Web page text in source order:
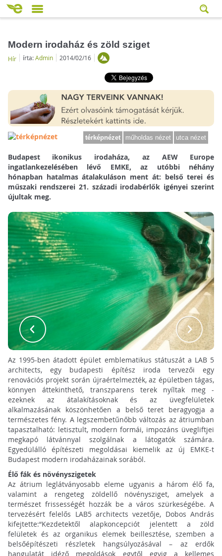
Modern irodaház és zöld sziget
Hír írta:Admin 2014/02/16
térképnézet műholdas nézet utca nézet
Budapest ikonikus irodaháza, az AEW Europe
ingatlankezelésében lévő EMKE, az utóbbi néhány
hónapban hatalmas átalakuláson ment át: belső terei és
műszaki rendszerei 21. századi irodabérlők igényei szerint
újultak meg.
Az 1995-ben átadott épület emblematikus státuszát a LAB 5
architects, egy budapesti építész iroda tervezői egy
renovációs projekt során újraértelmezték, az épületben tágas,
könnyen áttekinthető, transzparens terek nyíltak meg -
ezeknek az átalakításoknak és az üvegfelületek
alkalmazásának köszönhetően a belső teret beragyogja a
természetes fény. A legszembetűnőbb változás az átriumban
tapasztalható: letisztult, modern formái, impozáns üvegliftjei
megkapó látvánnyal szolgálnak a látogatók számára.
Egyedülálló építészeti megoldásai kiemelik az új EMKE-t
Budapest modern irodaházainak sorából.
Élő fák és növényszigetek
Az átrium leglátványosabb eleme ugyanis a három élő fa,
valamint a rengeteg zöldellő növénysziget, amelyek a
természet frissességét hozzák be a város szürkeségébe. A
tervezésért felelős LAB5 architects vezetője, Dobos András
kifejtette:“Kezdetektől alapkoncepciót jelentett a zöld
felületek és az organikus elemek beillesztése, szemben a
belsőépítészeti részletek hangsúlyozásával – az erdők
hangulatát idéző megoldások egytől egyig a kellemes